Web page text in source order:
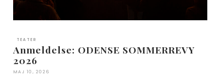
TEATER
Anmeldelse: ODENSE SOMMERREVY
2026
MAJ 10, 2026